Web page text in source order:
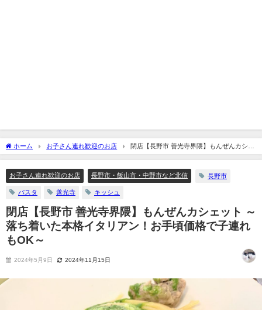
ホーム お子さん連れ歓迎のお店
閉店【長野市 善光寺界隈】もんぜんカシェ
ット ～落ち着いた本格イタリアン！お手頃価格で子連れもOK～
お子さん連れ歓迎のお店 長野市・飯山市・中野市など北信 長野市
パスタ 善光寺 キッシュ
閉店【長野市 善光寺界隈】もんぜんカシェット ～
落ち着いた本格イタリアン！お手頃価格で子連れ
もOK～
2024年5月9日 2024年11月15日